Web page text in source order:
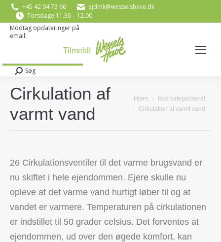
+45 42 94 73 66
ejdmk@wesselshave.dk
Torsdage 11.30 – 12.00
Modtag opdateringer på
email:
Search:
Søg
Cirkulation af
varmt vand
You are here:
Hjem
Ikke kategoriseret
Cirkulation af varmt vand
26 Cirkulationsventiler til det varme brugsvand er
nu skiftet i hele ejendommen. Ejere skulle nu
opleve at det varme vand hurtigt løber til og at
vandet er varmere. Temperaturen på cirkulationen
er indstillet til 50 grader celsius. Det forventes at
ejendommen, ud over den øgede komfort, kan